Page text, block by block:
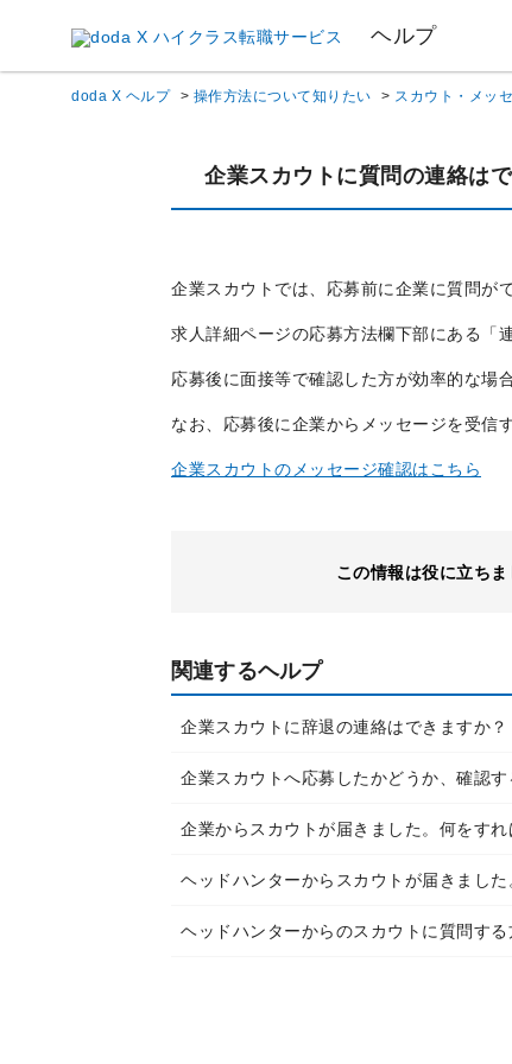
ヘルプ
doda X ヘルプ > 操作方法について知りたい > スカウト・メッ
企業スカウトに質問の連絡は
企業スカウトでは、応募前に企業に質問が
求人詳細ページの応募方法欄下部にある「
応募後に面接等で確認した方が効率的な場
なお、応募後に企業からメッセージを受信
企業スカウトのメッセージ確認はこちら
この情報は役に立ちま
関連するヘルプ
企業スカウトに辞退の連絡はできますか？
企業スカウトへ応募したかどうか、確認
企業からスカウトが届きました。何をすれ
ヘッドハンターからスカウトが届きまし
ヘッドハンターからのスカウトに質問す